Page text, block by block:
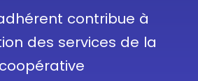
contribue à
des services de la
coopérative